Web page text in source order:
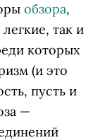
обзора,
так и
которых
(и это
пусть и
—